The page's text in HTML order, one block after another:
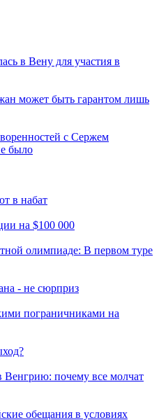
в Вену для участия в
может быть гарантом лишь
с Сержем
было
в набат
на $100 000
олимпиаде: В первом туре
- не сюрприз
пограничниками на
Венгрию: почему все молчат
обещания в условиях